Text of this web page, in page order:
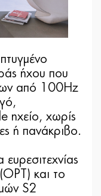
ήχου που
από 100Hz
ηχείο, χωρίς
ή πανάκριβο.
και το
S2